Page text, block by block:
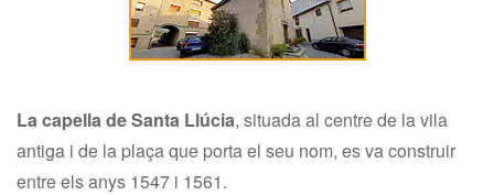
La capella de Santa Llúcia, situada al centre de la vila
antiga i de la plaça que porta el seu nom, es va construir
entre els anys 1547 i 1561.